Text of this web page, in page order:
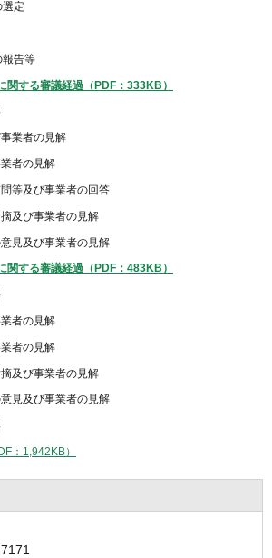
定
告等
する審議経過（PDF：333KB）
業者の見解
者の見解
等及び事業者の回答
及び事業者の見解
見及び事業者の見解
する審議経過（PDF：483KB）
者の見解
者の見解
及び事業者の見解
見及び事業者の見解
：1,942KB）